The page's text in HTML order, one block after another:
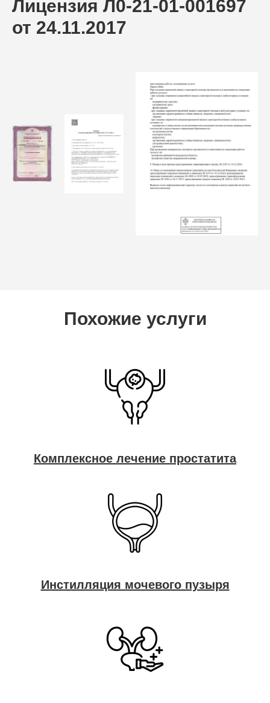
Лицензия Л0-21-01-001697
от 24.11.2017
Похожие услуги
Комплексное лечение простатита
Инстилляция мочевого пузыря